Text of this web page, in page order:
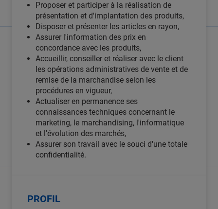
Proposer et participer à la réalisation de
présentation et d'implantation des produits,
Disposer et présenter les articles en rayon,
Assurer l'information des prix en
concordance avec les produits,
Accueillir, conseiller et réaliser avec le client
les opérations administratives de vente et de
remise de la marchandise selon les
procédures en vigueur,
Actualiser en permanence ses
connaissances techniques concernant le
marketing, le marchandising, l'informatique
et l'évolution des marchés,
Assurer son travail avec le souci d'une totale
confidentialité.
PROFIL